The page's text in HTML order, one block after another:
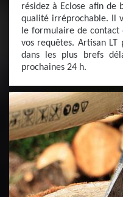
résidez à Eclose afin de
qualité irréprochable. Il
le formulaire de contact
vos requêtes. Artisan
dans les plus brefs
prochaines 24 h.